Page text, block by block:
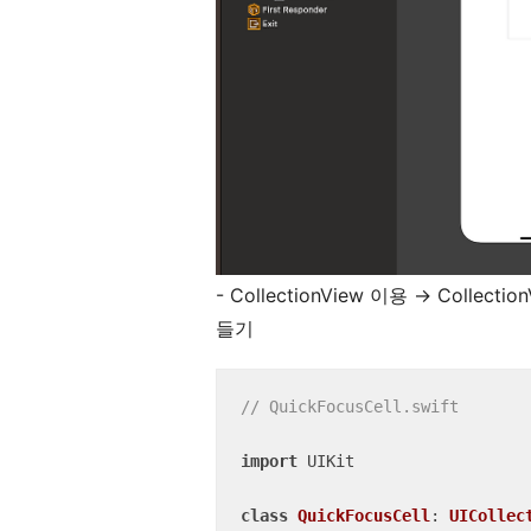
- CollectionView 이용 →
들기
// QuickFocusCell.swift
import UIKit
class QuickFocusCell :